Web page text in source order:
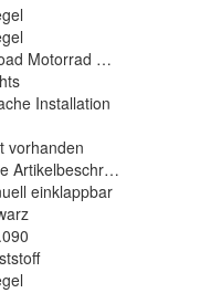
Motorrad Enduro Cross
Installation
vorhanden
Artikelbeschreibung
einklappbar